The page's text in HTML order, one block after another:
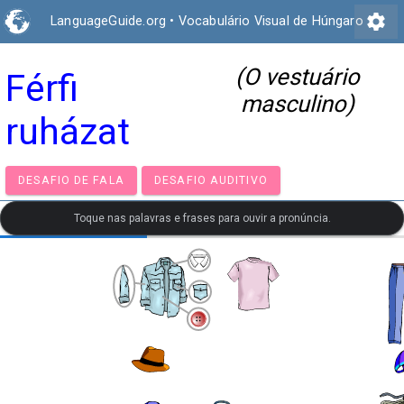
LanguageGuide.org • Vocabulário Visual de Húngaro settings
Férfi
ruházat
(O vestuário
masculino)
DESAFIO DE FALA DESAFIO AUDITIVO
Toque nas palavras e frases para ouvir a pronúncia.